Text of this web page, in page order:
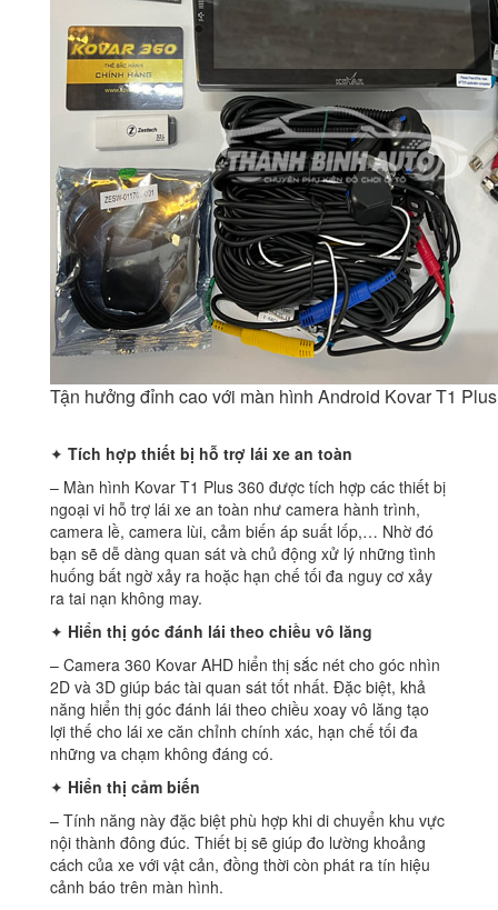
Tận hưởng đỉnh cao với màn hình Android Kovar T1
✦ Tích hợp thiết bị hỗ trợ lái xe an toàn
– Màn hình Kovar T1 Plus 360 được tích hợp các thiết bị
ngoại vi hỗ trợ lái xe an toàn như camera hành trình,
camera lề, camera lùi, cảm biến áp suất lốp,… Nhờ đó
bạn sẽ dễ dàng quan sát và chủ động xử lý những tình
huống bất ngờ xảy ra hoặc hạn chế tối đa nguy cơ xảy
ra tai nạn không may.
✦ Hiển thị góc đánh lái theo chiều vô lăng
– Camera 360 Kovar AHD hiển thị sắc nét cho góc nhìn
2D và 3D giúp bác tài quan sát tốt nhất. Đặc biệt, khả
năng hiển thị góc đánh lái theo chiều xoay vô lăng tạo
lợi thế cho lái xe căn chỉnh chính xác, hạn chế tối đa
những va chạm không đáng có.
✦ Hiển thị cảm biến
– Tính năng này đặc biệt phù hợp khi di chuyển khu vực
nội thành đông đúc. Thiết bị sẽ giúp đo lường khoảng
cách của xe với vật cản, đồng thời còn phát ra tín hiệu
cảnh báo trên màn hình.